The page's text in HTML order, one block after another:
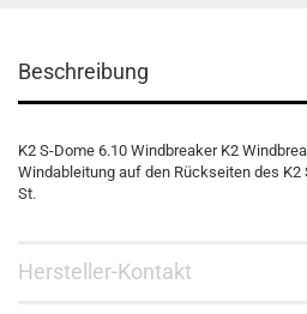
Beschreibung
K2 S-Dome 6.10 Windbreaker K2
Windableitung auf den Rückseiten des K2
St.
Hersteller-Kontakt